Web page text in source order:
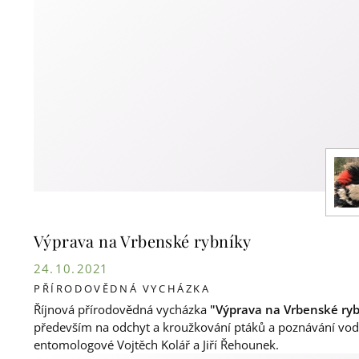
Výprava na Vrbenské rybníky
24. 10. 2021
PŘÍRODOVĚDNÁ VYCHÁZKA
Říjnová přírodovědná vycházka "Výprava na Vrbenské
především na odchyt a kroužkování ptáků a poznávání
entomologové Vojtěch Kolář a Jiří Řehounek.